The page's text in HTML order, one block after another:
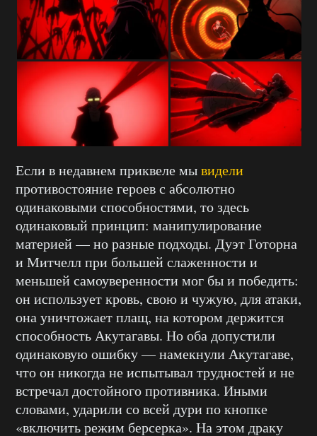
Если в недавнем приквеле мывидели
противостояние героев с абсолютно
одинаковыми способностями, то здесь
одинаковый принцип: манипулирование
материей — но разные подходы. Дуэт Готорна
и Митчелл при большей слаженности и
меньшей самоуверенности мог бы и победить:
он использует кровь, свою и чужую, для атаки,
она уничтожает плащ, на котором держится
способность Акутагавы. Но оба допустили
одинаковую ошибку — намекнули Акутагаве,
что он никогда не испытывал трудностей и не
встречал достойного противника. Иными
словами, ударили со всей дури по кнопке
«включить режим берсерка». На этом драку